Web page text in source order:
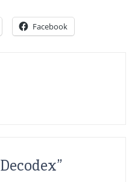
Facebook
Decodex”